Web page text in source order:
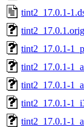
tint2_17.0.1-
tint2_17.0.1-
tint2_17.0.1-
tint2_17.0.1-
tint2_17.0.1-
tint2_17.0.1-